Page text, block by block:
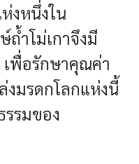
หนึ่งใน
ถ้ำโม่เกาจึงมี
พื่อรักษาคุณค่า
งมรดกโลกแห่งนี้
รมของ